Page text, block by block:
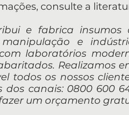
consulte a
e fabrica insumos
e
laboratórios
Realizamos
todos os nossos
canais: 0800 600
um orçamento